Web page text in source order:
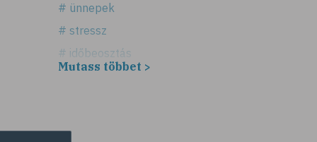
# ünnepek
# stressz
# időbeosztás
Mutass többet >